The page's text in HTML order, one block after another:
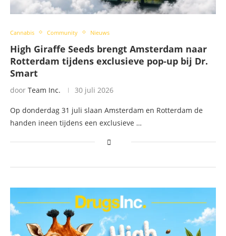
Cannabis Community Nieuws
High Giraffe Seeds brengt Amsterdam naar
Rotterdam tijdens exclusieve pop-up bij Dr.
Smart
door Team Inc. 30 juli 2026
Op donderdag 31 juli slaan Amsterdam en Rotterdam de
handen ineen tijdens een exclusieve …